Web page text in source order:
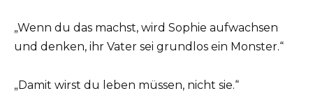
„Wenn du das machst, wird Sophie aufwachsen
und denken, ihr Vater sei grundlos ein Monster.“
„Damit wirst du leben müssen, nicht sie.“